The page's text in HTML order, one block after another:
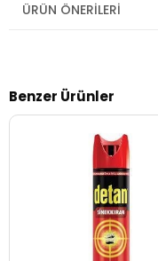
ÜRÜN ÖNERILERI
Benzer Ürünler